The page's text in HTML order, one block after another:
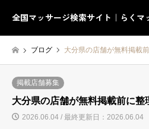
全国マッサージ検索サイト｜らくマ
ブログ 大分県の店舗が無料掲載
掲載店舗募集
大分県の店舗が無料掲載前に整
2026.06.04 / 最終更新日：2026.06.04